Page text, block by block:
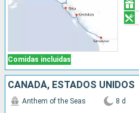
Comidas incluidas
CANADÁ, ESTADOS UNIDOS
Anthem of the Seas 8 d